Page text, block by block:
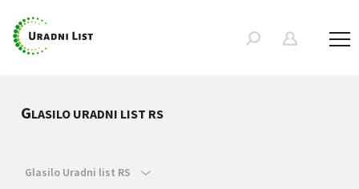
GLASILO URADNI LIST RS
Glasilo Uradni list RS